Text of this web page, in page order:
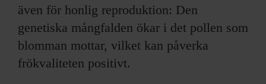
även för honlig reproduktion: Den
genetiska mångfalden ökar i det pollen som
blomman mottar, vilket kan påverka
frökvaliteten positivt.